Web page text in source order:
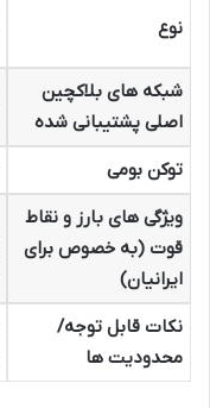
نوع
شبکه های بلاکچین
اصلی پشتیبانی شده
توکن بومی
ویژگی های بارز و نقاط
قوت (به خصوص برای
ایرانیان)
نکات قابل توجه/
محدودیت ها